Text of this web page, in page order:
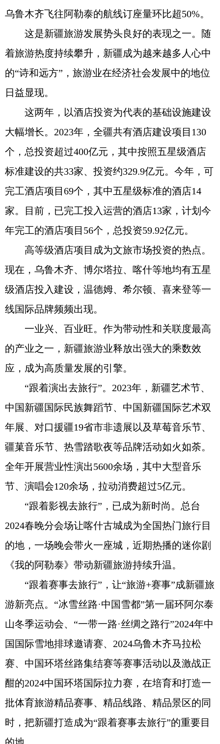
乌鲁木齐飞往阿勒泰的航线订座量环比超50%。
这是新疆旅游发展势头良好的表现之一。随
着旅游热度持续攀升，新疆成为越来越多人心中
的“诗和远方”，旅游业在经济社会发展中的地位
日益显现。
这两年，以酒店投资为代表的基础设施建设
大幅增长。2023年，全疆共有酒店建设项目130
个，总投资超过400亿元，其中按照五星级酒店
标准建设的共33家、投资约329.9亿元。今年，可
完工酒店项目69个，其中五星级标准的酒店14
家。目前，已完工投入运营的酒店13家，计划今
年完工的酒店项目56个，总投资59.92亿元。
高等级酒店项目成为文旅市场投资的热点。
现在，乌鲁木齐、博尔塔拉、喀什等地均有五星
级酒店投入建设，温德姆、希尔顿、喜来登等一
线国际品牌频频出现。
一业兴、百业旺。作为带动性和关联度最高
的产业之一，新疆旅游业释放出强大的乘数效
应，成为高质量发展的引擎。
“跟着演出去旅行”。2023年，新疆艺术节、
中国新疆国际民族舞蹈节、中国新疆国际艺术双
年展、对口援疆19省市非遗展以及草莓音乐节、
疆菓音乐节、热雪踏歌夜等品牌活动如火如荼。
全年开展营业性演出5600余场，其中大型音乐
节、演唱会120余场，拉动消费超过5亿元。
“跟着影视去旅行”，已成为新时尚。总台
2024春晚分会场让喀什古城成为全国热门旅行目
的地，一场晚会带火一座城，近期热播的迷你剧
《我的阿勒泰》带动新疆旅游持续升温。
“跟着赛事去旅行”，让“旅游+赛事”成新疆旅
游新亮点。“冰雪丝路·中国雪都”第一届环阿尔泰
山冬季运动会、“一带一路·丝绸之路行”2024年中
国国际雪地排球邀请赛、2024乌鲁木齐马拉松
赛、中国环塔丝路集结赛等赛事活动以及激战正
酣的2024中国环塔国际拉力赛，在培育和打造一
批体育旅游精品赛事、精品线路、精品景区的同
时，把新疆打造成为“跟着赛事去旅行”的重要目